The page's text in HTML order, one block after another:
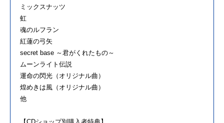
ミックスナッツ
虹
魂のルフラン
紅蓮の弓矢
secret base ～君がくれたもの～
ムーンライト伝説
運命の閃光（オリジナル曲）
煌めきは風（オリジナル曲）
他